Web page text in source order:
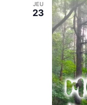
JEU
23